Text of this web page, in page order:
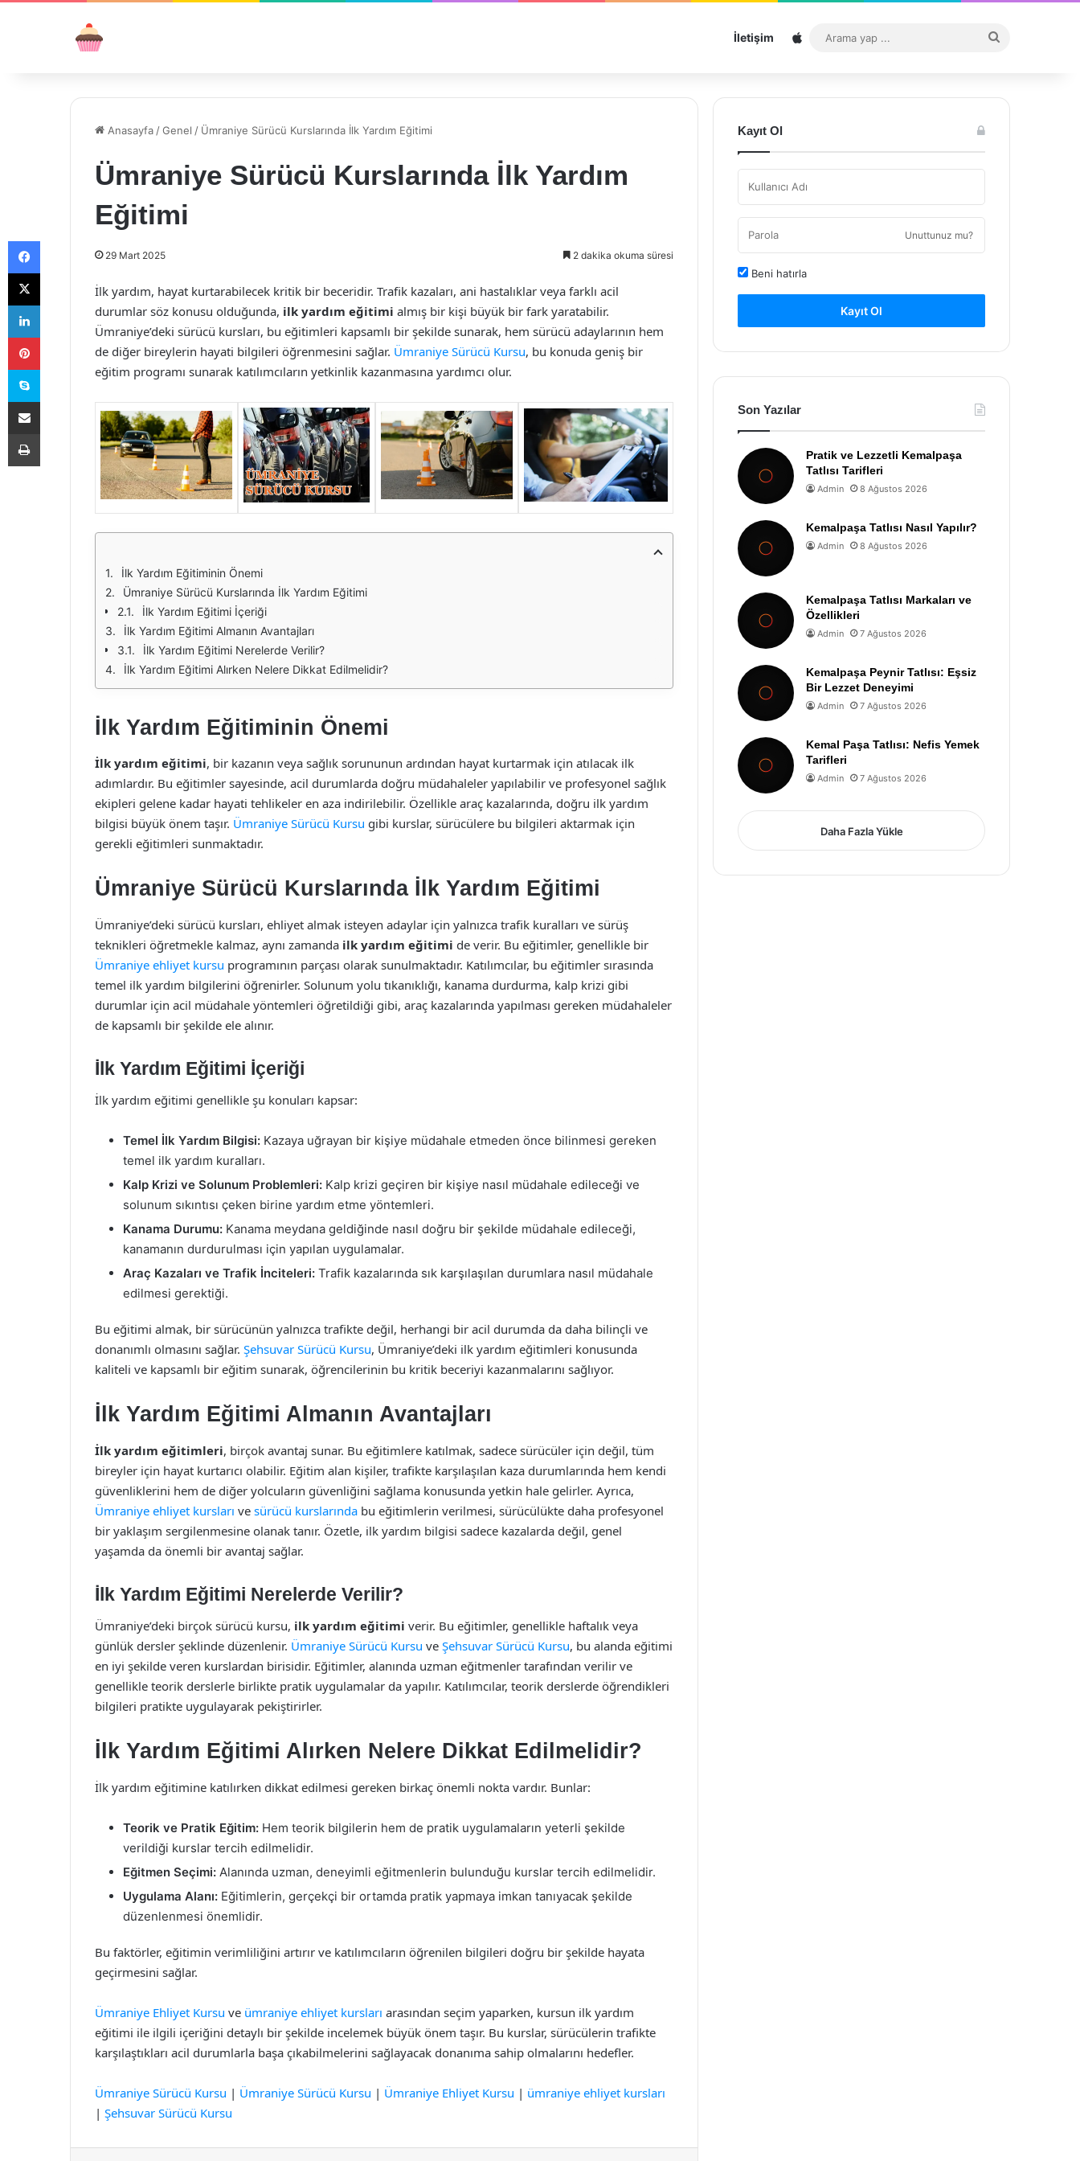
İletişim Sitemap
...
Anasayfa /Genel / Ümraniye Sürücü Kurslarında İlk Yardım Eğitimi
Ümraniye Sürücü Kurslarında İlk Yardım
Eğitimi
29 Mart 2025 2 dakika okuma süresi
İlk yardım, hayat kurtarabilecek kritik bir beceridir. Trafik kazaları, ani hastalıklar veya farklı acil
durumlar söz konusu olduğunda, ilk yardım eğitimi almış bir kişi büyük bir fark yaratabilir.
Ümraniye’deki sürücü kursları, bu eğitimleri kapsamlı bir şekilde sunarak, hem sürücü adaylarının hem
de diğer bireylerin hayati bilgileri öğrenmesini sağlar. Ümraniye Sürücü Kursu, bu konuda geniş bir
eğitim programı sunarak katılımcıların yetkinlik kazanmasına yardımcı olur.
İlk Yardım Eğitiminin Önemi
Ümraniye Sürücü Kurslarında İlk Yardım Eğitimi
İlk Yardım Eğitimi İçeriği
İlk Yardım Eğitimi Almanın Avantajları
İlk Yardım Eğitimi Nerelerde Verilir?
İlk Yardım Eğitimi Alırken Nelere Dikkat Edilmelidir?
İlk Yardım Eğitiminin Önemi
İlk yardım eğitimi, bir kazanın veya sağlık sorununun ardından hayat kurtarmak için atılacak ilk
adımlardır. Bu eğitimler sayesinde, acil durumlarda doğru müdahaleler yapılabilir ve profesyonel sağlık
ekipleri gelene kadar hayati tehlikeler en aza indirilebilir. Özellikle araç kazalarında, doğru ilk yardım
bilgisi büyük önem taşır. Ümraniye Sürücü Kursu gibi kurslar, sürücülere bu bilgileri aktarmak için
gerekli eğitimleri sunmaktadır.
Ümraniye Sürücü Kurslarında İlk Yardım Eğitimi
Ümraniye’deki sürücü kursları, ehliyet almak isteyen adaylar için yalnızca trafik kuralları ve sürüş
teknikleri öğretmekle kalmaz, aynı zamanda ilk yardım eğitimi de verir. Bu eğitimler, genellikle bir
Ümraniye ehliyet kursu programının parçası olarak sunulmaktadır. Katılımcılar, bu eğitimler sırasında
temel ilk yardım bilgilerini öğrenirler. Solunum yolu tıkanıklığı, kanama durdurma, kalp krizi gibi
durumlar için acil müdahale yöntemleri öğretildiği gibi, araç kazalarında yapılması gereken müdahaleler
de kapsamlı bir şekilde ele alınır.
İlk Yardım Eğitimi İçeriği
İlk yardım eğitimi genellikle şu konuları kapsar:
Temel İlk Yardım Bilgisi: Kazaya uğrayan bir kişiye müdahale etmeden önce bilinmesi gereken
temel ilk yardım kuralları.
Kalp Krizi ve Solunum Problemleri: Kalp krizi geçiren bir kişiye nasıl müdahale edileceği ve
solunum sıkıntısı çeken birine yardım etme yöntemleri.
Kanama Durumu: Kanama meydana geldiğinde nasıl doğru bir şekilde müdahale edileceği,
kanamanın durdurulması için yapılan uygulamalar.
Araç Kazaları ve Trafik İnciteleri: Trafik kazalarında sık karşılaşılan durumlara nasıl müdahale
edilmesi gerektiği.
Bu eğitimi almak, bir sürücünün yalnızca trafikte değil, herhangi bir acil durumda da daha bilinçli ve
donanımlı olmasını sağlar. Şehsuvar Sürücü Kursu, Ümraniye’deki ilk yardım eğitimleri konusunda
kaliteli ve kapsamlı bir eğitim sunarak, öğrencilerinin bu kritik beceriyi kazanmalarını sağlıyor.
İlk Yardım Eğitimi Almanın Avantajları
İlk yardım eğitimleri, birçok avantaj sunar. Bu eğitimlere katılmak, sadece sürücüler için değil, tüm
bireyler için hayat kurtarıcı olabilir. Eğitim alan kişiler, trafikte karşılaşılan kaza durumlarında hem kendi
güvenliklerini hem de diğer yolcuların güvenliğini sağlama konusunda yetkin hale gelirler. Ayrıca,
Ümraniye ehliyet kursları ve sürücü kurslarında bu eğitimlerin verilmesi, sürücülükte daha profesyonel
bir yaklaşım sergilenmesine olanak tanır. Özetle, ilk yardım bilgisi sadece kazalarda değil, genel
yaşamda da önemli bir avantaj sağlar.
İlk Yardım Eğitimi Nerelerde Verilir?
Ümraniye’deki birçok sürücü kursu, ilk yardım eğitimi verir. Bu eğitimler, genellikle haftalık veya
günlük dersler şeklinde düzenlenir. Ümraniye Sürücü Kursu ve Şehsuvar Sürücü Kursu, bu alanda eğitimi
en iyi şekilde veren kurslardan birisidir. Eğitimler, alanında uzman eğitmenler tarafından verilir ve
genellikle teorik derslerle birlikte pratik uygulamalar da yapılır. Katılımcılar, teorik derslerde öğrendikleri
bilgileri pratikte uygulayarak pekiştirirler.
İlk Yardım Eğitimi Alırken Nelere Dikkat Edilmelidir?
İlk yardım eğitimine katılırken dikkat edilmesi gereken birkaç önemli nokta vardır. Bunlar:
Teorik ve Pratik Eğitim: Hem teorik bilgilerin hem de pratik uygulamaların yeterli şekilde
verildiği kurslar tercih edilmelidir.
Eğitmen Seçimi: Alanında uzman, deneyimli eğitmenlerin bulunduğu kurslar tercih edilmelidir.
Uygulama Alanı: Eğitimlerin, gerçekçi bir ortamda pratik yapmaya imkan tanıyacak şekilde
düzenlenmesi önemlidir.
Bu faktörler, eğitimin verimliliğini artırır ve katılımcıların öğrenilen bilgileri doğru bir şekilde hayata
geçirmesini sağlar.
Ümraniye Ehliyet Kursu ve ümraniye ehliyet kursları arasından seçim yaparken, kursun ilk yardım
eğitimi ile ilgili içeriğini detaylı bir şekilde incelemek büyük önem taşır. Bu kurslar, sürücülerin trafikte
karşılaştıkları acil durumlarla başa çıkabilmelerini sağlayacak donanıma sahip olmalarını hedefler.
Ümraniye Sürücü Kursu | Ümraniye Sürücü Kursu | Ümraniye Ehliyet Kursu | ümraniye ehliyet kursları
| Şehsuvar Sürücü Kursu
Kayıt Ol
Unuttunuz mu?
Beni hatırla
Kayıt Ol
Son Yazılar
Pratik ve Lezzetli Kemalpaşa
Tatlısı Tarifleri
Admin 8 Ağustos 2026
Kemalpaşa Tatlısı Nasıl Yapılır?
Admin 8 Ağustos 2026
Kemalpaşa Tatlısı Markaları ve
Özellikleri
Admin 7 Ağustos 2026
Kemalpaşa Peynir Tatlısı: Eşsiz
Bir Lezzet Deneyimi
Admin 7 Ağustos 2026
Kemal Paşa Tatlısı: Nefis Yemek
Tarifleri
Admin 7 Ağustos 2026
Daha Fazla Yükle
Facebook
X
LinkedIn
Pinterest
Skype
E-Posta ile paylaş